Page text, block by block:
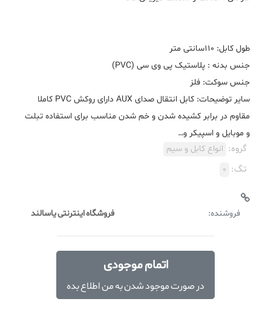
سایر توضیحات: کابل انتقال صدای AUX دارای روکش PVC کاملا
مقاوم در برابر کشیده شدن و خم شدن مناسب برای استفاده تبلت
و موبایل و اسپیکر و…
گروه: انواع کابل و سیم
تگ: 0
فروشنده: فروشگاه اینترنتی یاسالند
اتمام موجودی
در صورت موجود شدن به من اطلاع بده